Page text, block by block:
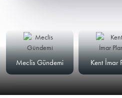
Meclis Gündemi
Kent İmar